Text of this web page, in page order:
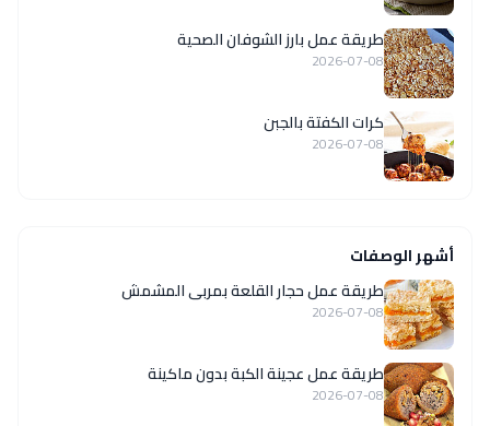
طريقة عمل بارز الشوفان الصحية
2026-07-08
كرات الكفتة بالجبن
2026-07-08
أشهر الوصفات
طريقة عمل حجار القلعة بمربى المشمش
2026-07-08
طريقة عمل عجينة الكبة بدون ماكينة
2026-07-08